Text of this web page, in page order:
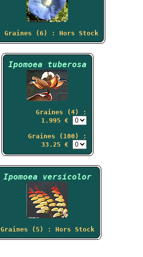
Graines (6) : Hors Stock
Ipomoea tuberosa
Graines (4) :
1.995 €
Graines (100) :
33.25 €
Ipomoea versicolor
Graines (5) : Hors Stock